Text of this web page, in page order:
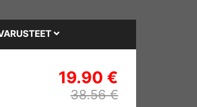
19.90 €
38.56 €